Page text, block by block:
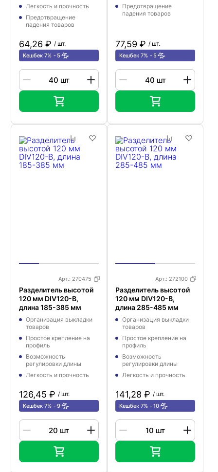
Легкость и прочность
Предотвращение
падения товаров
64,26 ₽ / шт.
Кешбек 7% 5
Предотвращение
падения товаров
77,59 ₽ / шт.
Кешбек 7% 5
Арт.: 270475
Разделитель высотой
120 мм DIV120-B,
длина 185-385 мм
Организация выкладки
товаров
Простое крепление на
профиль
Возможность
регулировки длины
Легкость и прочность
126,45 ₽ / шт.
Кешбек 7% 9
Арт.: 272100
Разделитель высотой
120 мм DIV120-B,
длина 285-485 мм
Организация выкладки
товаров
Простое крепление на
профиль
Возможность
регулировки длины
Легкость и прочность
141,28 ₽ / шт.
Кешбек 7% 10